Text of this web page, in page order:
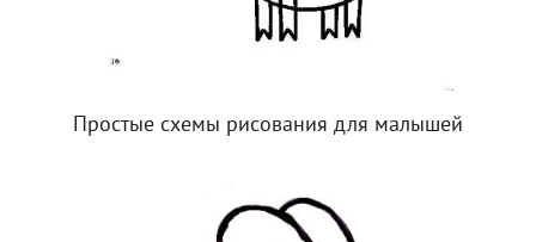
Простые схемы рисования для малышей